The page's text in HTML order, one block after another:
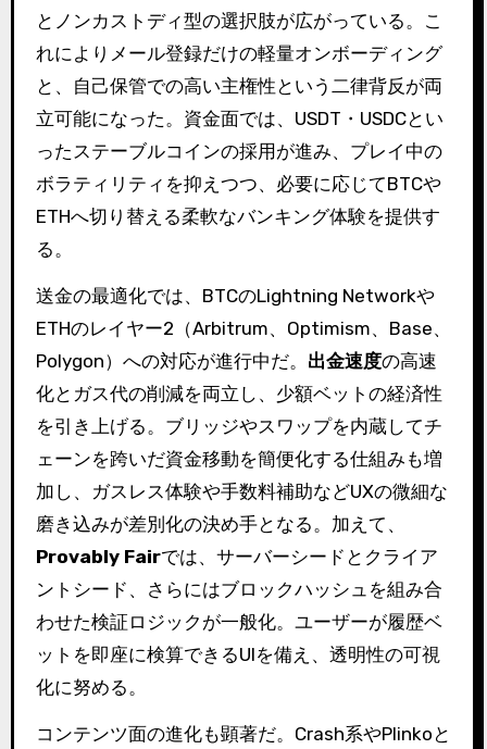
とノンカストディ型の選択肢が広がっている。こ
れによりメール登録だけの軽量オンボーディング
と、自己保管での高い主権性という二律背反が両
立可能になった。資金面では、USDT・USDCとい
ったステーブルコインの採用が進み、プレイ中の
ボラティリティを抑えつつ、必要に応じてBTCや
ETHへ切り替える柔軟なバンキング体験を提供す
る。
送金の最適化では、BTCのLightning Networkや
ETHのレイヤー2（Arbitrum、Optimism、Base、
Polygon）への対応が進行中だ。 出金速度の高速
化とガス代の削減を両立し、少額ベットの経済性
を引き上げる。ブリッジやスワップを内蔵してチ
ェーンを跨いだ資金移動を簡便化する仕組みも増
加し、ガスレス体験や手数料補助などUXの微細な
磨き込みが差別化の決め手となる。加えて、
Provably Fairでは、サーバーシードとクライア
ントシード、さらにはブロックハッシュを組み合
わせた検証ロジックが一般化。ユーザーが履歴ベ
ットを即座に検算できるUIを備え、透明性の可視
化に努める。
コンテンツ面の進化も顕著だ。Crash系やPlinkoと